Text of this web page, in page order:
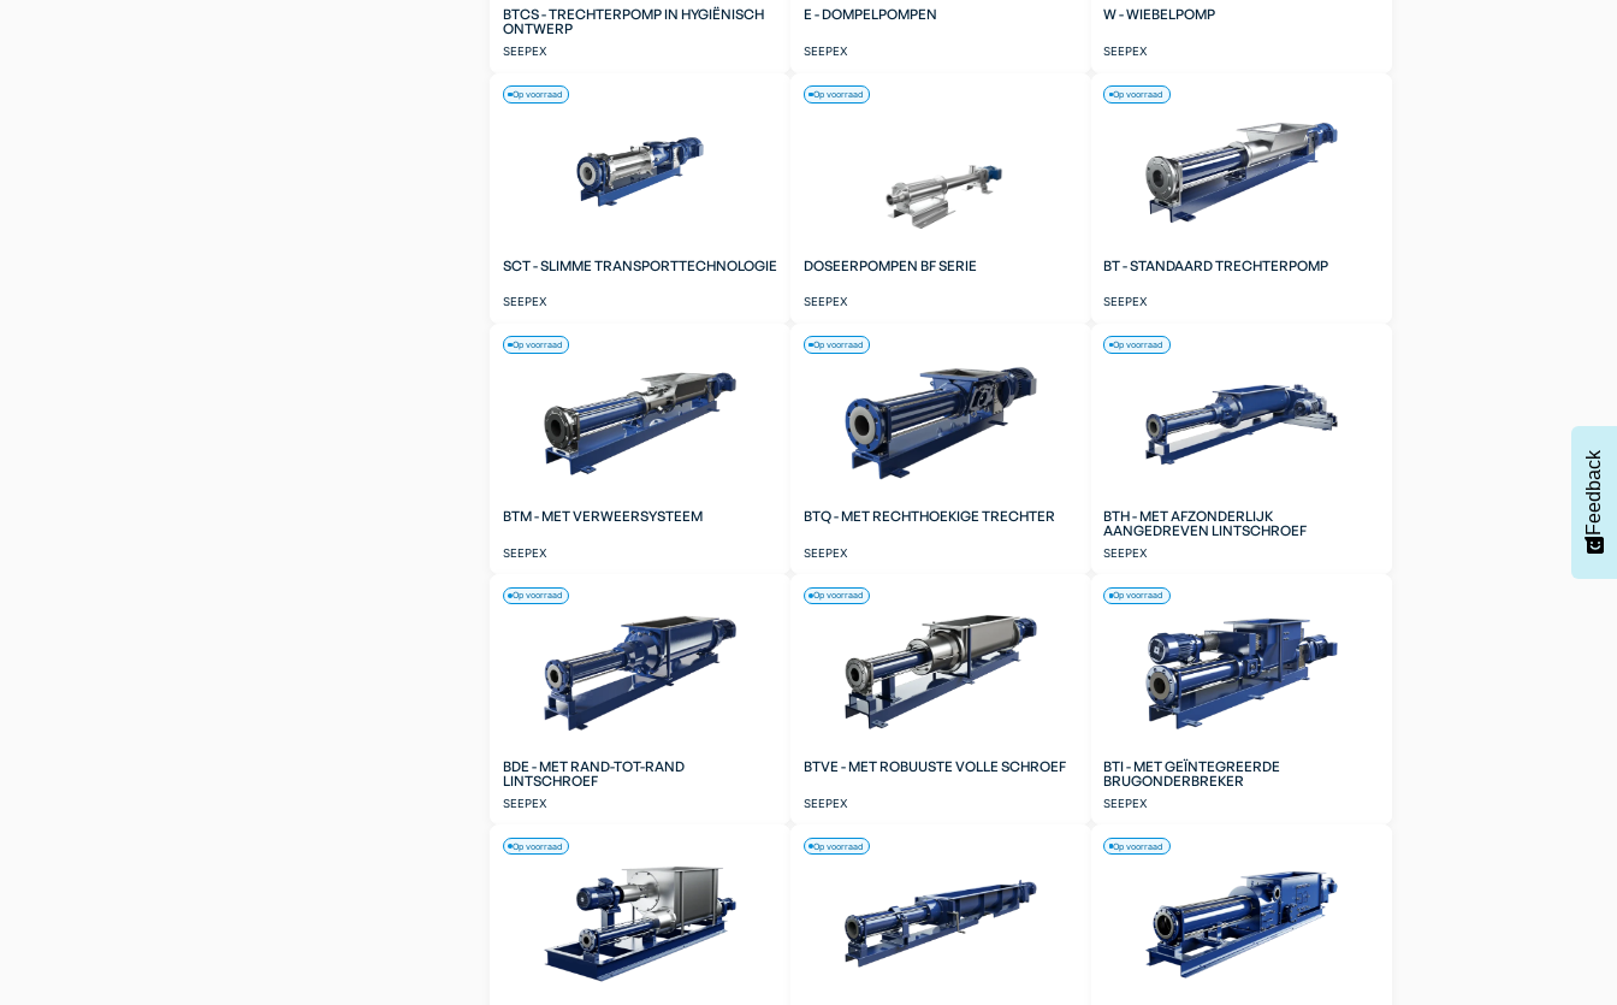
BTCS - TRECHTERPOMP IN HYGIËNISCH
ONTWERP
SEEPEX
E - DOMPELPOMPEN
SEEPEX
W - WIEBELPOMP
SEEPEX
SCT - SLIMME TRANSPORTTECHNOLOGIE
SEEPEX
Op voorraad
DOSEERPOMPEN BF SERIE
SEEPEX
Op voorraad
BT - STANDAARD TRECHTERPOMP
SEEPEX
Op voorraad
BTM - MET VERWEERSYSTEEM
SEEPEX
Op voorraad
BTQ - MET RECHTHOEKIGE TRECHTER
SEEPEX
Op voorraad
BTH - MET AFZONDERLIJK
AANGEDREVEN LINTSCHROEF
SEEPEX
Op voorraad
BDE - MET RAND-TOT-RAND
LINTSCHROEF
SEEPEX
Op voorraad
BTVE - MET ROBUUSTE VOLLE SCHROEF
SEEPEX
Op voorraad
BTI - MET GEÏNTEGREERDE
BRUGONDERBREKER
SEEPEX
Op voorraad
Op voorraad Op voorraad Op voorraad
Feedback